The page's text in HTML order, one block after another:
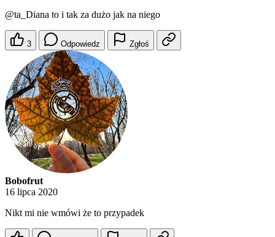
@ta_Diana to i tak za dużo jak na niego
3 Odpowiedz Zgłoś
Bobofrut
16 lipca 2020
Nikt mi nie wmówi że to przypadek